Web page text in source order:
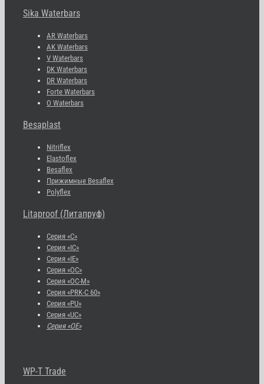
Sika Waterbars
AR Waterbars
AK Waterbars
V Waterbars
DK Waterbars
DR Waterbars
Forte Waterbars
O Waterbars
Besaplast
Nitriflex
Elastoflex
Besaflex
Прижимные Besaflex
Polyflex
Litaproof (Литапруф)
Серия «С»
Серия «IC»
Серия «IE»
Серия «OC»
Серия «OC-M»
Серия «PRK-C 60»
Серия «PU»
Серия «UC»
Серия «OE»
WP-T Trade